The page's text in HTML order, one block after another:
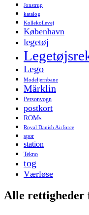
Jonstrup
katalog
Kollekollevej
København
legetøj
Lego
Modeljernbane
Märklin
Personvogn
postkort
ROMs
Royal Danish Airforce
spor
station
Tekno
tog
Værløse
Alle rettigheder